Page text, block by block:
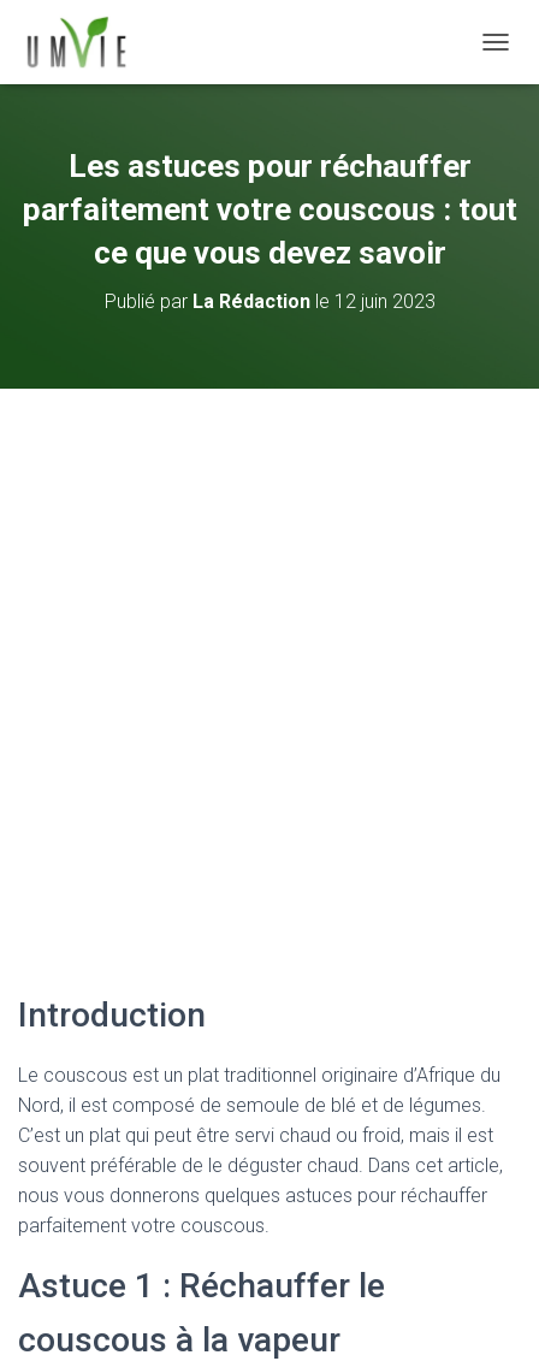
Les astuces pour réchauffer
parfaitement votre couscous : tout
ce que vous devez savoir
Publié par La Rédactionle 12 juin 2023
Introduction
Le couscous est un plat traditionnel originaire d’Afrique du
Nord, il est composé de semoule de blé et de légumes.
C’est un plat qui peut être servi chaud ou froid, mais il est
souvent préférable de le déguster chaud. Dans cet article,
nous vous donnerons quelques astuces pour réchauffer
parfaitement votre couscous.
Astuce 1 : Réchauffer le
couscous à la vapeur